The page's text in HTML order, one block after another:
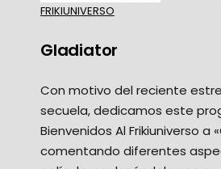
FRIKIUNIVERSO
Gladiator
Con motivo del reciente
secuela, dedicamos este
Bienvenidos Al Frikiuniverso a
comentando diferentes